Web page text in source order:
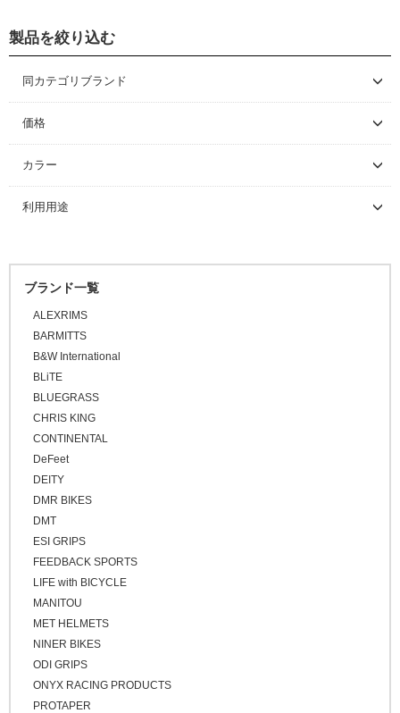
バイクパッキング/アクセサリー
パニアバッグ
その他バッグ
輪行袋
ハードケース
ボトル/ケージ/アダプター類
フェンダー
キャリア
ワークスタンド/ディスプレイスタンド
ワークスタンド
関連アイテム
サイクルトレーナー
関連アイテム
ケミカル
工具
プロテクター
ライト/サイクルコンピューター
ロードバイク
マウンテンバイク/BMX
グラベルバイク/シクロクロス
トライアスロン/タイムトライアル
シューズ
ロードバイク
マウンテンバイク/BMX
シューズアクセサリー
サイクルウェア
レインウェア
サイクルウェア（ウィメンズ）
グローブ/ソックス
ソックス
アームカバー
ハンドルカバー
キャップ/ビーニー
製品を絞り込む
同カテゴリブランド
DEITY
DMR BIKES
ESI GRIPS
価格
～ \5,000
\5,001 ～ 10,000
\10,001 ～ 20,000
\30,001 ～ 50,000
\50,001 ～
カラー
ブラック
オレンジ
レッド
パープル
グリーン
イエロー
ゴールド
シルバー
その他
ベージュ
ブロンズ
利用用途
マウンテンバイク
BMX
FAT BIKE
グラベルバイク
小径/折りたたみ自転車
タイムトライアル / トライアスロン
キッズバイク
シクロクロスバイク
ブランド一覧
ALEXRIMS
BARMITTS
B&W International
BLiTE
BLUEGRASS
CHRIS KING
CONTINENTAL
DeFeet
DEITY
DMR BIKES
DMT
ESI GRIPS
FEEDBACK SPORTS
LIFE with BICYCLE
MANITOU
MET HELMETS
NINER BIKES
ODI GRIPS
ONYX RACING PRODUCTS
PROTAPER